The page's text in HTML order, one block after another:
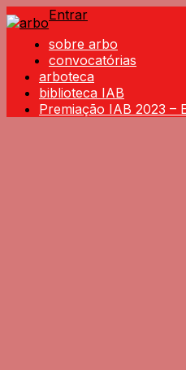
Entrar
sobre arbo
convocatórias
arboteca
biblioteca IAB
Premiação IAB 2023 –